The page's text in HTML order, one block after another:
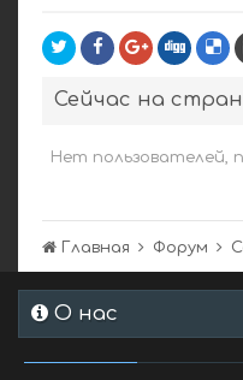
Сейчас на
Нет
Главная Форум
О нас